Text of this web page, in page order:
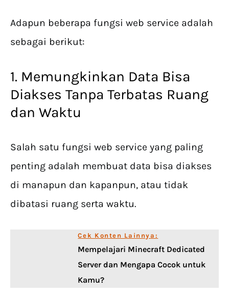
Adapun beberapa fungsi web service adalah
sebagai berikut:
1. Memungkinkan Data Bisa
Diakses Tanpa Terbatas Ruang
dan Waktu
Salah satu fungsi web service yang paling
penting adalah membuat data bisa diakses
di manapun dan kapanpun, atau tidak
dibatasi ruang serta waktu.
Cek Konten Lainnya:
Mempelajari Minecraft Dedicated
Server dan Mengapa Cocok untuk
Kamu?